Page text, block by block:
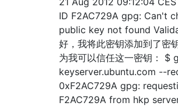
ID F2AC729A gpg: Can't
public key not found
好，我将此密钥添加到了密
为我可以信任这一密钥：
keyserver.ubuntu.com --
0xF2AC729A gpg:
F2AC729A from hkp